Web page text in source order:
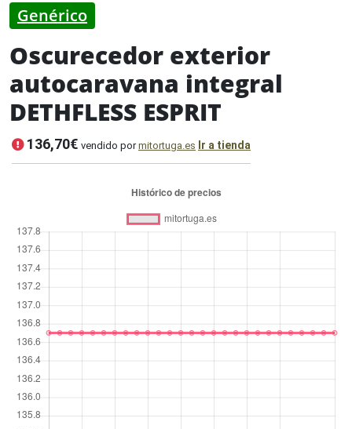
Genérico
Oscurecedor exterior
autocaravana integral
DETHFLESS ESPRIT
136,70€ vendido pormitortuga.es Ir a tienda